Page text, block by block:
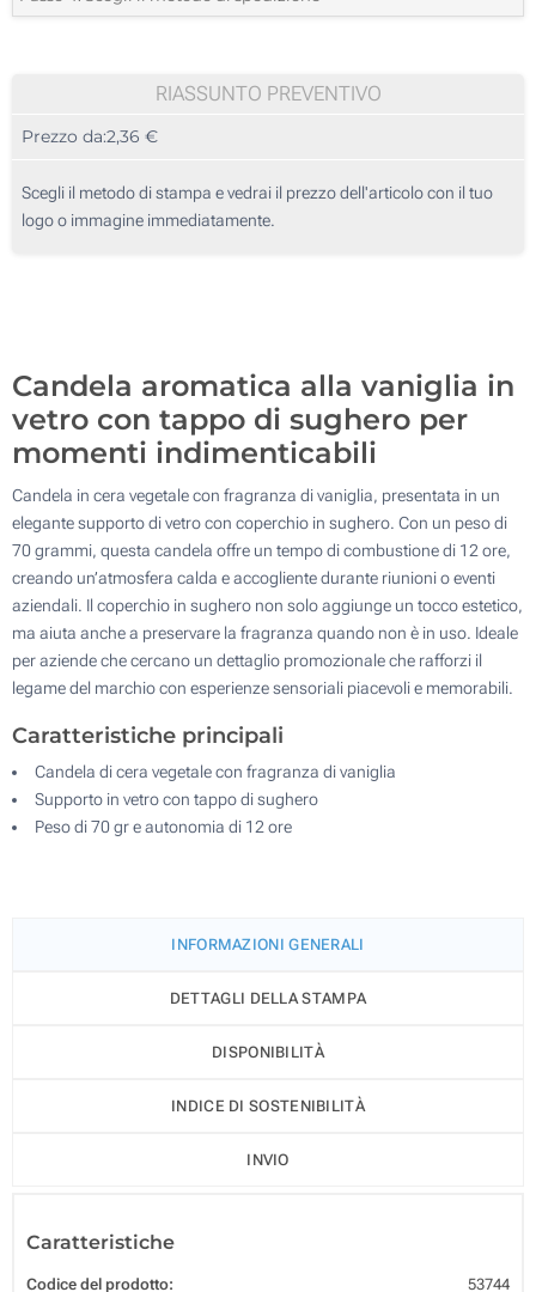
3 Colori (Su un lato)
Incisione Laser (Sulla scatola)
20
50
100
RIASSUNTO PREVENTIVO
Prezzo da:2,36 €
Scegli il metodo di stampa e vedrai il prezzo dell'articolo con il tuo
logo o immagine immediatamente.
Candela aromatica alla vaniglia in
vetro con tappo di sughero per
momenti indimenticabili
Candela in cera vegetale con fragranza di vaniglia, presentata in un
elegante supporto di vetro con coperchio in sughero. Con un peso di
70 grammi, questa candela offre un tempo di combustione di 12 ore,
creando un’atmosfera calda e accogliente durante riunioni o eventi
aziendali. Il coperchio in sughero non solo aggiunge un tocco estetico,
ma aiuta anche a preservare la fragranza quando non è in uso. Ideale
per aziende che cercano un dettaglio promozionale che rafforzi il
legame del marchio con esperienze sensoriali piacevoli e memorabili.
Caratteristiche principali
Candela di cera vegetale con fragranza di vaniglia
Supporto in vetro con tappo di sughero
Peso di 70 gr e autonomia di 12 ore
INFORMAZIONI GENERALI
DETTAGLI DELLA STAMPA
DISPONIBILITÀ
INDICE DI SOSTENIBILITÀ
INVIO
Caratteristiche
Codice del prodotto: 53744